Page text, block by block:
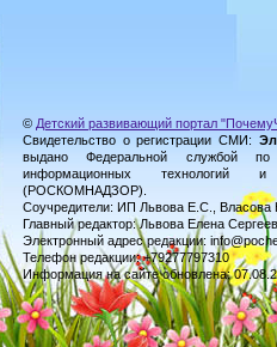
© Детский развивающий портал
Свидетельство о регистрации СМИ:
выдано Федеральной службой
информационных технологий
(РОСКОМНАДЗОР).
Соучредители: ИП Львова Е.С., Власова
Главный редактор: Львова Елена
Электронный адрес редакции:
Телефон редакции: +79277797310
Информация на сайте обновлена: